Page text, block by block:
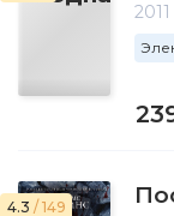
2011
4.3 / 149